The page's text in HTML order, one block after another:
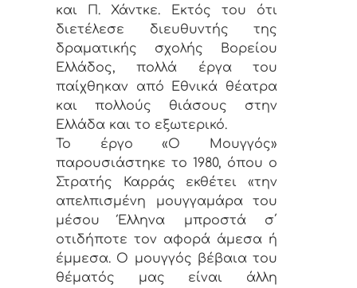
και Π. Χάντκε. Εκτός του ότι
διετέλεσε διευθυντής της
δραματικής σχολής Βορείου
Ελλάδος, πολλά έργα του
παίχθηκαν από Εθνικά θέατρα
και πολλούς θιάσους στην
Ελλάδα και το εξωτερικό.
Το έργο «Ο Μουγγός»
παρουσιάστηκε το 1980, όπου ο
Στρατής Καρράς εκθέτει «την
απελπισμένη μουγγαμάρα του
μέσου Έλληνα μπροστά σ΄
οτιδήποτε τον αφορά άμεσα ή
έμμεσα. Ο μουγγός βέβαια του
θέματός μας είναι άλλη